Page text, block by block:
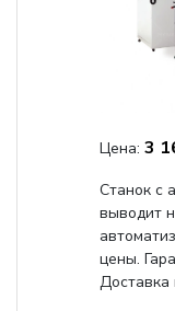
Цена: 3
Станок с
выводит
цены.
Доставка